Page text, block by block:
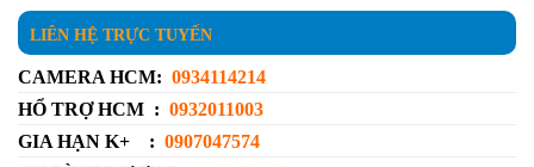
LIÊN HỆ TRỰC TUYẾN
CAMERA HCM: 0934114214
HỔ TRỢ HCM : 0932011003
GIA HẠN K+ : 0907047574